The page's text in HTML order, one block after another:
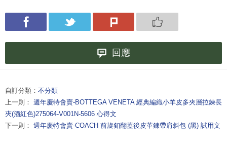
回應
自訂分類： 不分類
上一則： 週年慶特會賣-BOTTEGA VENETA 經典編織小羊皮多夾層拉鍊長
夾(酒紅色)275064-V001N-5606 心得文
下一則： 週年慶特會賣-COACH 前旋釦翻蓋後皮革鍊帶肩斜包 (黑) 試用文